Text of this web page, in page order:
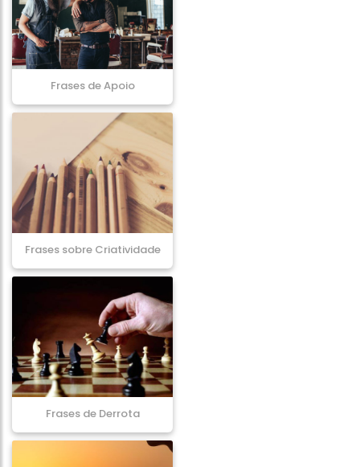
Frases de Apoio
Frases sobre Criatividade
Frases de Derrota